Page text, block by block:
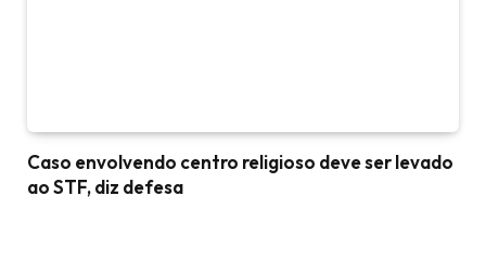
Caso envolvendo centro religioso deve ser levado
ao STF, diz defesa